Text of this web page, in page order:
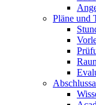
Pläne und